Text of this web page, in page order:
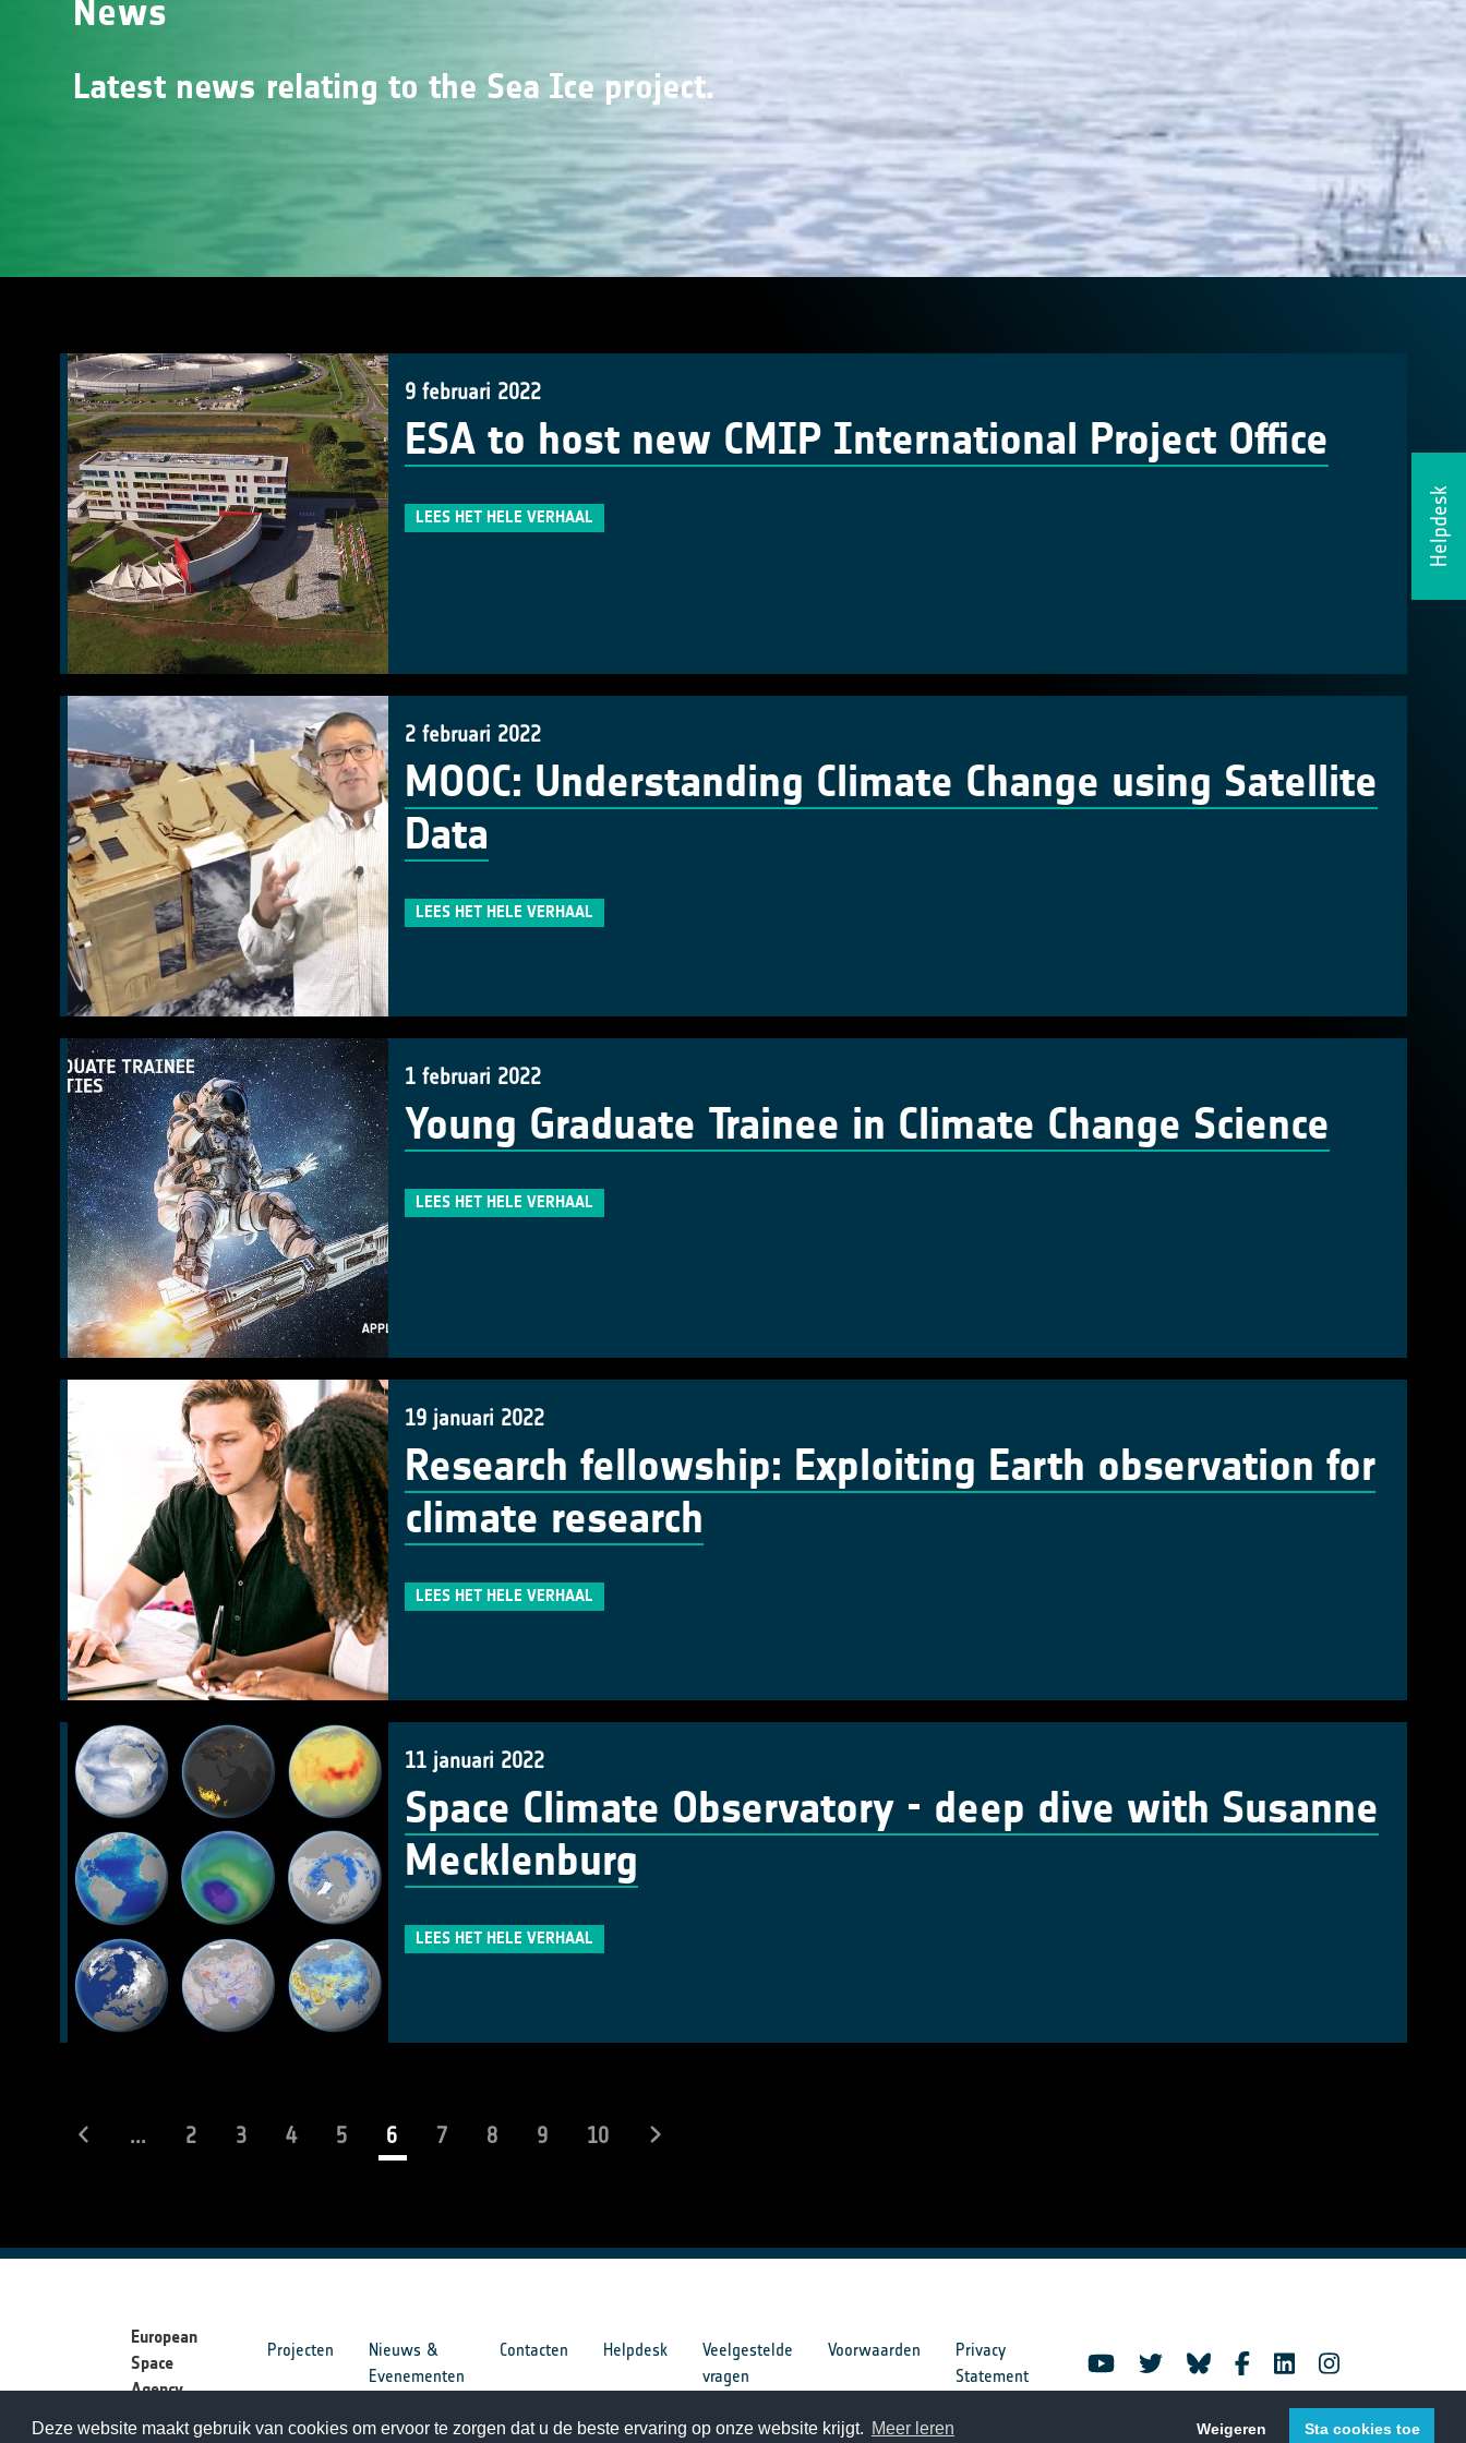
Deze website maakt gebruik van cookies om ervoor te zorgen dat u de beste ervaring op onze website krijgt. Meer leren Weigeren Sta cookies toe
Helpdesk
News
Latest news relating to the Sea Ice project.
9 februari 2022
ESA to host new CMIP International Project Office
LEES HET HELE VERHAAL
2 februari 2022
MOOC: Understanding Climate Change using Satellite
Data
LEES HET HELE VERHAAL
1 februari 2022
Young Graduate Trainee in Climate Change Science
LEES HET HELE VERHAAL
19 januari 2022
Research fellowship: Exploiting Earth observation for
climate research
LEES HET HELE VERHAAL
11 januari 2022
Space Climate Observatory - deep dive with Susanne
Mecklenburg
LEES HET HELE VERHAAL
... 2 3 4 5 6(current)
7 8 9 10
European
Space
Agency
Projecten
Nieuws &
Evenementen
Contacten Helpdesk
Veelgestelde
vragen
Voorwaarden
Privacy
Statement